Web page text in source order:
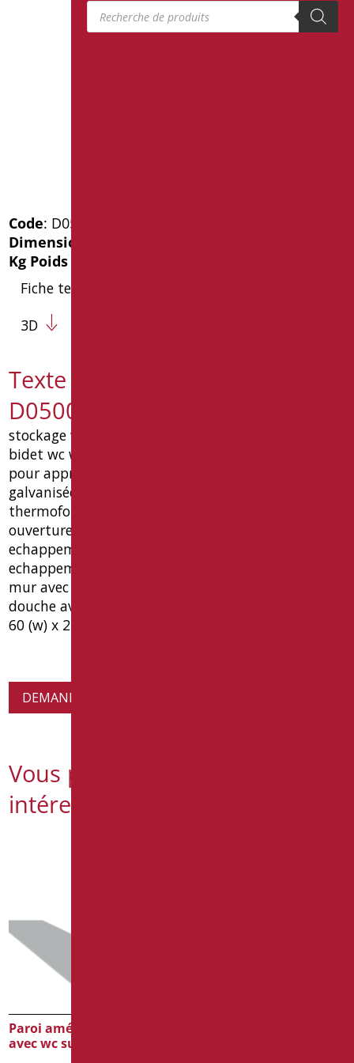
Code: D0500/01
Dimensions
Kg Poids de l'emballage
Fiche technique
3D
Texte de spécification
D0500/01
stockage wall h 120 cm pour positionnement wc-
bidet wc wc wc, pour arriver la distance adapté
pour approcher le fauteuil, avec: structure
galvanisée pour fixer au mur wc, vernis
thermoformée en abs pas fireproof, vase suspendu
ouverture avant pour fonction bidet , in box abs,
echappement mecanisme pneumatique,
echappement flexible ø100. avec thermostatique
mur avec accessoires de montage sur le mur,
douche avec bouton flexible. mesures 120 cm (h) x
60 (w) x 24 (p) .type: goman article d0500 / 01
DEMANDE D'INFORMATIONS SUR LES PRODUITS
Vous pourriez également être
intéressé par
Paroi aménagée cm 120
avec wc suspendu
Recherche de produits